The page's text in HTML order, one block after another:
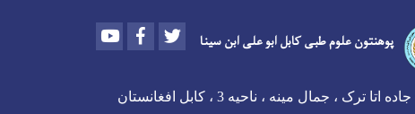
پوهنتون علوم طبی کابل ابو علی ابن سینا Youtube Facebook Twitter
جاده اتا ترک ، جمال مینه ، ناحیه 3 ، کابل افغانستان